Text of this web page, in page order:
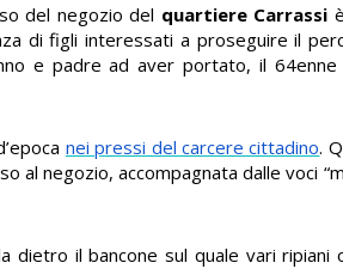
del negozio del quartiere Carrassi
di figli interessati a proseguire il
e padre ad aver portato, il 64enne
nei pressi del carcere cittadino.
al negozio, accompagnata dalle voci
dietro il bancone sul quale vari ripiani